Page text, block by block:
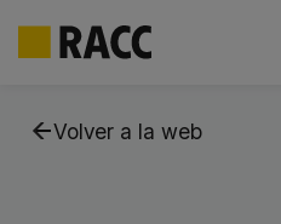
Volver a la web